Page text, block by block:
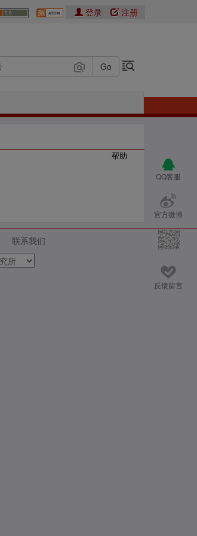
登录 注册
QQ客服
官方微博
反馈留言
帮助
联系我们